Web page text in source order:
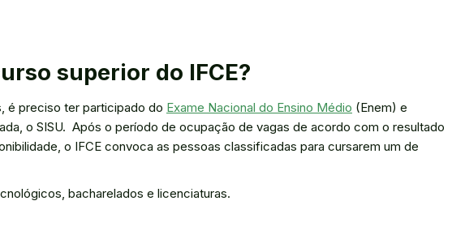
superior do IFCE?
é preciso ter participado do Exame Nacional do Ensino Médio (Enem) e
o SISU. Após o período de ocupação de vagas de acordo com o resultado
o IFCE convoca as pessoas classificadas para cursarem um de
bacharelados e licenciaturas.